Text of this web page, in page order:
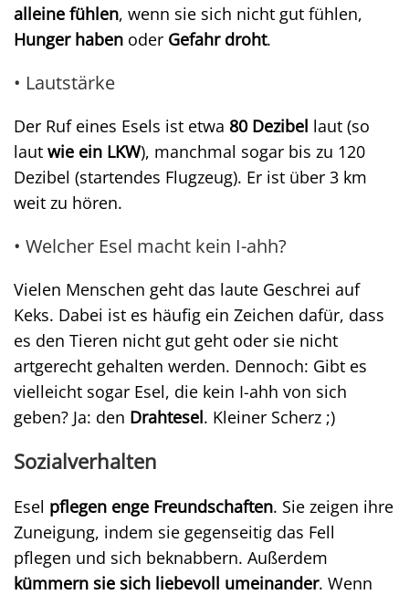
alleine fühlen, wenn sie sich nicht gut fühlen,
Hunger haben oder Gefahr droht.
• Lautstärke
Der Ruf eines Esels ist etwa 80 Dezibel laut (so
laut wie ein LKW), manchmal sogar bis zu 120
Dezibel (startendes Flugzeug). Er ist über 3 km
weit zu hören.
• Welcher Esel macht kein I-ahh?
Vielen Menschen geht das laute Geschrei auf
Keks. Dabei ist es häufig ein Zeichen dafür, dass
es den Tieren nicht gut geht oder sie nicht
artgerecht gehalten werden. Dennoch: Gibt es
vielleicht sogar Esel, die kein I-ahh von sich
geben? Ja: den Drahtesel. Kleiner Scherz ;)
Sozialverhalten
Esel pflegen enge Freundschaften. Sie zeigen ihre
Zuneigung, indem sie gegenseitig das Fell
pflegen und sich beknabbern. Außerdem
kümmern sie sich liebevoll umeinander. Wenn